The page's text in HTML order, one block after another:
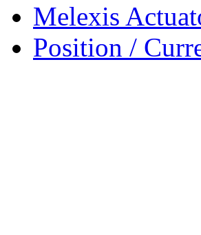
Melexis
Position /